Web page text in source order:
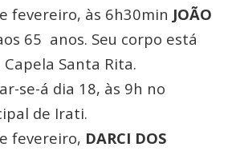
fevereiro, às 6h30min JOÃO
65 anos. Seu corpo está
Santa Rita.
se-á dia 18, às 9h no
de Irati.
fevereiro, DARCI DOS